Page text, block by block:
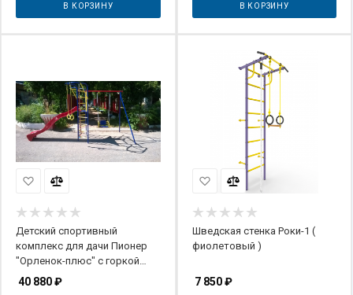
В КОРЗИНУ В КОРЗИНУ
Детский спортивный
комплекс для дачи Пионер
"Орленок-плюс" с горкой
(ЦК2)
40 880₽
Шведская стенка Роки-1 (
фиолетовый )
7 850₽